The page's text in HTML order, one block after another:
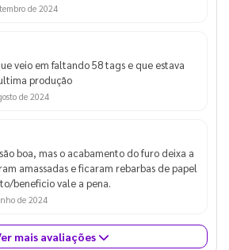
de 2024
veio em faltando 58 tags e que estava
produção
de 2024
boa, mas o acabamento do furo deixa a
amassadas e ficaram rebarbas de papel
beneficio vale a pena.
de 2024
mais avaliações